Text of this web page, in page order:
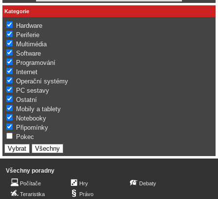
Kategorie
Hardware
Periferie
Multimédia
Software
Programování
Internet
Operační systémy
PC sestavy
Ostatní
Mobily a tablety
Notebooky
Připomínky
Pokec
Všechny poradny
Počítače
Teraristika
Hry
Právo
Debaty